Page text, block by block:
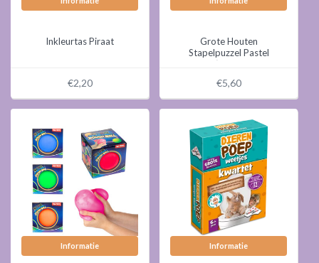
Inkleurtas Piraat
€2,20
Grote Houten
Stapelpuzzel Pastel
Dieren ( voorraad 36
€5,60
Informatie Informatie